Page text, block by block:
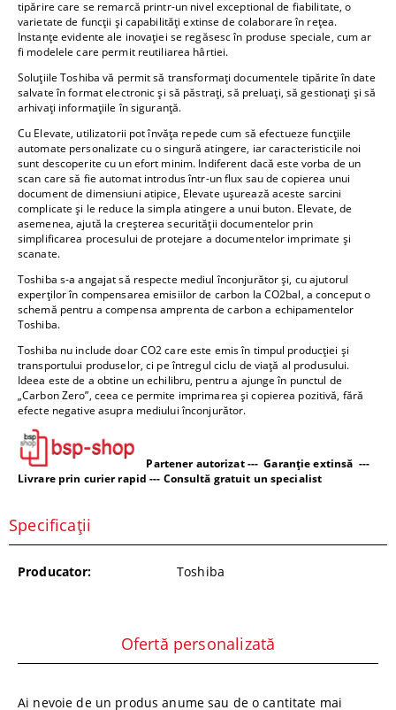
tipărire care se remarcă printr-un nivel exceptional de fiabilitate, o
varietate de funcții și capabilități extinse de colaborare în rețea.
Instanțe evidente ale inovației se regăsesc în produse speciale, cum ar
fi modelele care permit reutiliarea hârtiei.
Soluțiile Toshiba vă permit să transformați documentele tipărite în date
salvate în format electronic și să păstrați, să preluați, să gestionați și să
arhivați informațiile în siguranță.
Cu Elevate, utilizatorii pot învăța repede cum să efectueze funcțiile
automate personalizate cu o singură atingere, iar caracteristicile noi
sunt descoperite cu un efort minim. Indiferent dacă este vorba de un
scan care să fie automat introdus într-un flux sau de copierea unui
document de dimensiuni atipice, Elevate ușurează aceste sarcini
complicate și le reduce la simpla atingere a unui buton. Elevate, de
asemenea, ajută la creșterea securității documentelor prin
simplificarea procesului de protejare a documentelor imprimate și
scanate.
Toshiba s-a angajat să respecte mediul înconjurător și, cu ajutorul
experților în compensarea emisiilor de carbon la CO2bal, a conceput o
schemă pentru a compensa amprenta de carbon a echipamentelor
Toshiba.
Toshiba nu include doar CO2 care este emis în timpul producției și
transportului produselor, ci pe întregul ciclu de viață al produsului.
Ideea este de a obtine un echilibru, pentru a ajunge în punctul de
„Carbon Zero”, ceea ce permite imprimarea și copierea pozitivă, fără
efecte negative asupra mediului înconjurător.
Partener autorizat --- Garanție extinsă ---
Livrare prin curier rapid --- Consultă gratuit un specialist
Specificații
Producator: Toshiba
Ofertă personalizată
Ai nevoie de un produs anume sau de o cantitate mai